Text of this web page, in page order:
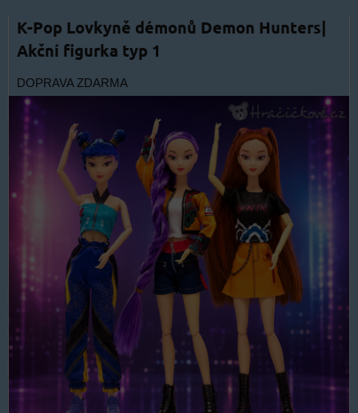
K-Pop Lovkyně démonů Demon Hunters|
Akční figurka typ 1
DOPRAVA ZDARMA